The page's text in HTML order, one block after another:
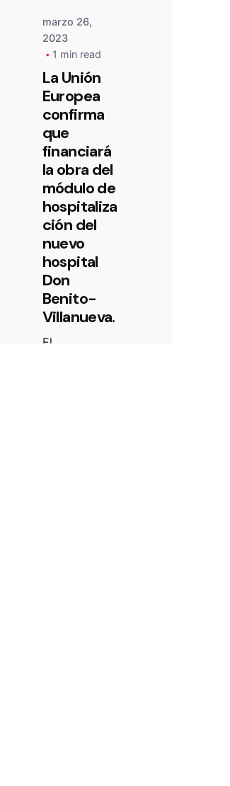
marzo 26,
2023
1 min read
La Unión
Europea
confirma
que
financiará
la obra del
módulo de
hospitaliza
ción del
nuevo
hospital
Don
Benito-
Villanueva.
El
Política de Privacidad